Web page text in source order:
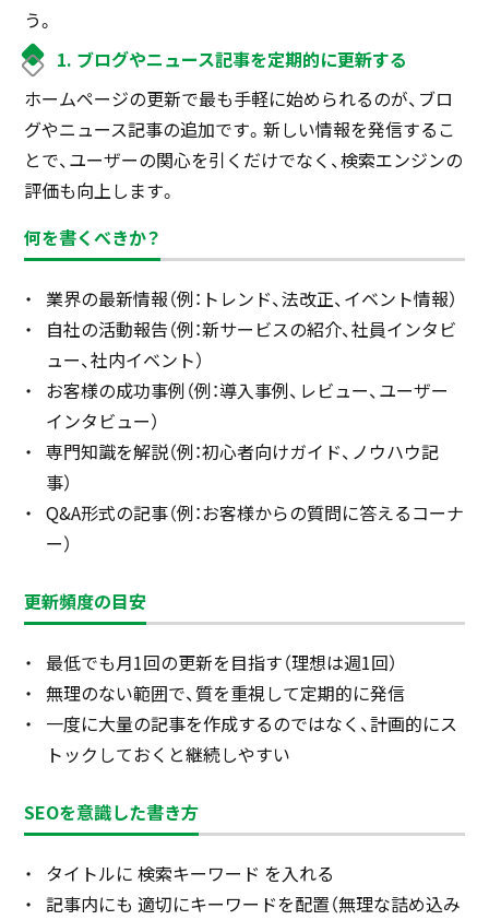
う。
1. ブログやニュース記事を定期的に更新する
ホームページの更新で最も手軽に始められるのが、ブロ
グやニュース記事の追加です。新しい情報を発信するこ
とで、ユーザーの関心を引くだけでなく、検索エンジンの
評価も向上します。
何を書くべきか？
業界の最新情報（例：トレンド、法改正、イベント情報）
自社の活動報告（例：新サービスの紹介、社員インタビ
ュー、社内イベント）
お客様の成功事例（例：導入事例、レビュー、ユーザー
インタビュー）
専門知識を解説（例：初心者向けガイド、ノウハウ記
事）
Q&A形式の記事（例：お客様からの質問に答えるコーナ
ー）
更新頻度の目安
最低でも月1回の更新を目指す（理想は週1回）
無理のない範囲で、質を重視して定期的に発信
一度に大量の記事を作成するのではなく、計画的にス
トックしておくと継続しやすい
SEOを意識した書き方
タイトルに 検索キーワード を入れる
記事内にも 適切にキーワードを配置（無理な詰め込み